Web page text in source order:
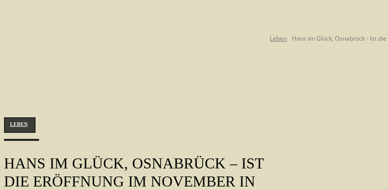
LEBEN
HANS IM GLÜCK, OSNABRÜCK – IST
DIE ERÖFFNUNG IM NOVEMBER IN
Leben Hans im Glück, Osnabrück - Ist